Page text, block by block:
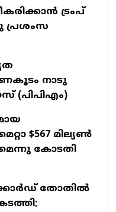
ട്രംപ്
പ്രശംസ
നാടു
(പിപിഎം)
$567 മില്യൺ
കോടതി
തോതില്‍